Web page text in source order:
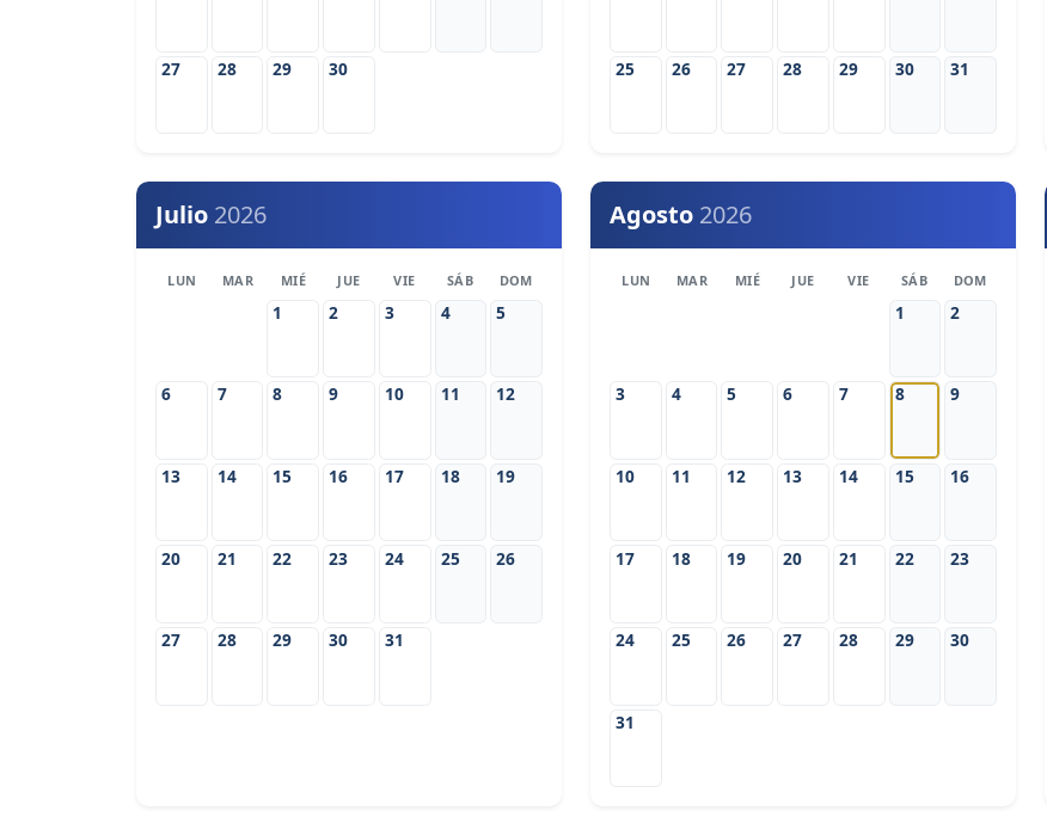
27 28 29 30 25 26 27 28 29 30 31
Julio 2026
LUN MAR MIÉ JUE VIE SÁB DOM
1 2 3 4 5
6 7 8 9 10 11 12
13 14 15 16 17 18 19
20 21 22 23 24 25 26
27 28 29 30 31
Agosto 2026
LUN MAR MIÉ JUE VIE SÁB DOM
1 2
3 4 5 6 7 8 9
10 11 12 13 14 15 16
17 18 19 20 21 22 23
24 25 26 27 28 29 30
31